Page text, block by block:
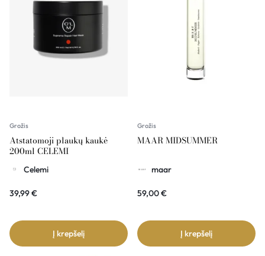
Grožis
Atstatomoji plaukų kaukė
200ml CELEMI
Celemi
39,99€
Į krepšelį
Grožis
MAAR MIDSUMMER
maar
59,00€
Į krepšelį